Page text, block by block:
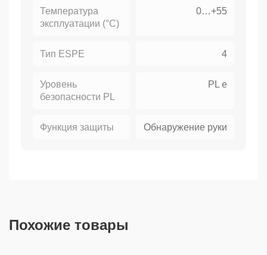
Температура
эксплуатации (°C)
0…+55
Тип ESPE 4
Уровень
безопасности PL
PL e
Функция защиты Обнаружение руки
Похожие товары